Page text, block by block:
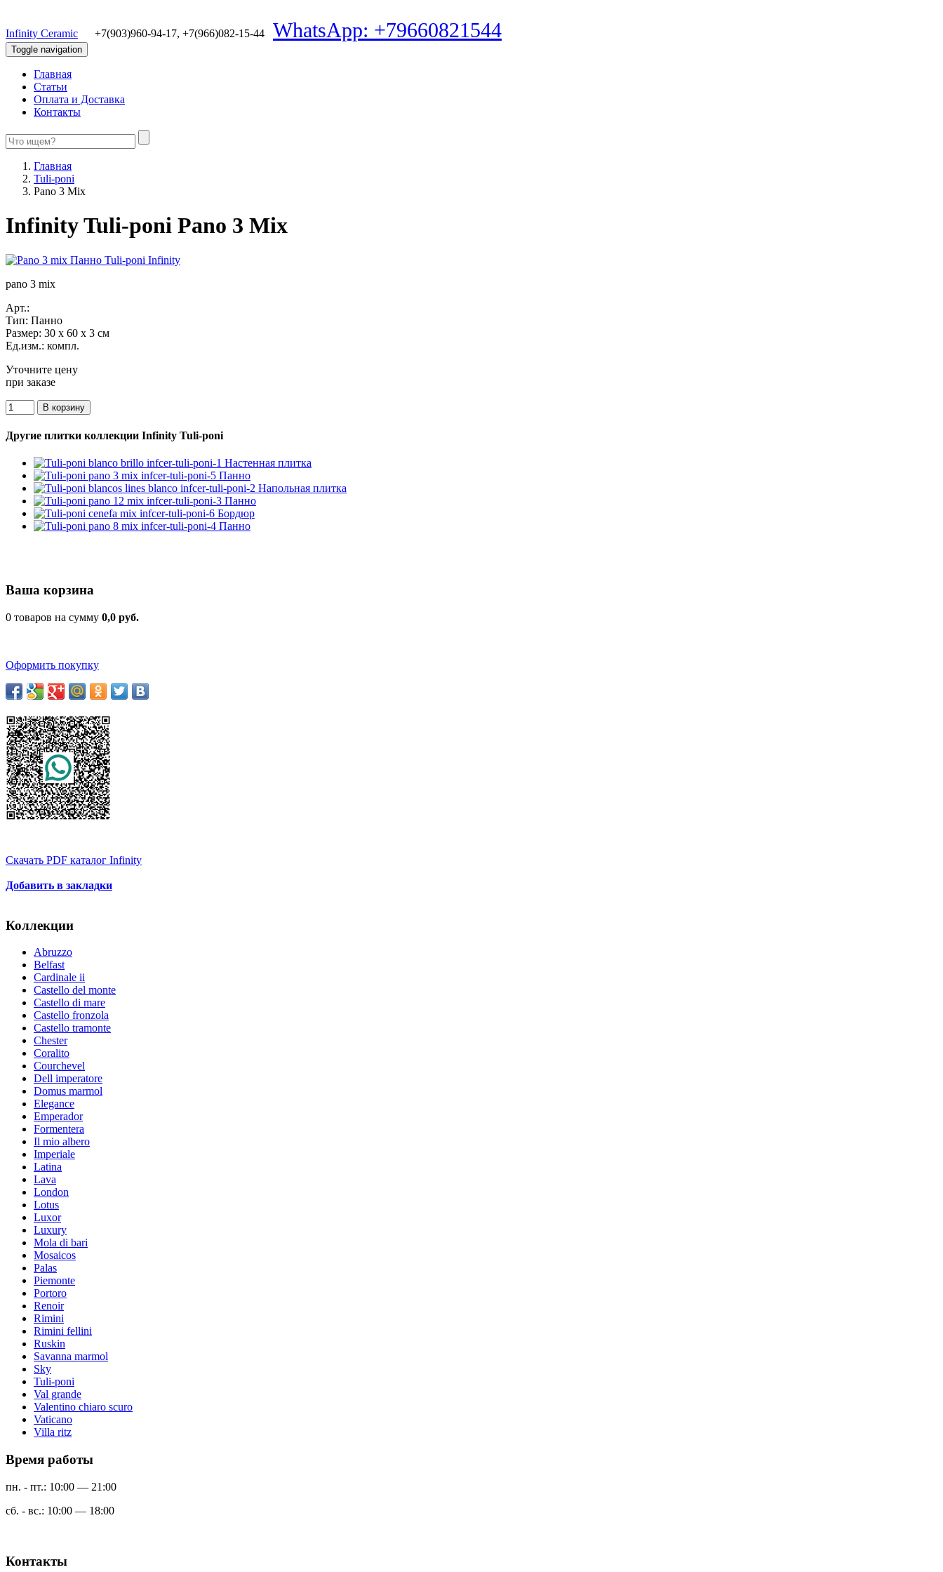
Infinity Ceramic +7(903)960-94-17, +7(966)082-15-44 WhatsApp: +79660821544
Toggle navigation
Главная
Статьи
Оплата и Доставка
Контакты
Главная
Tuli-poni
Pano 3 Mix
Infinity Tuli-poni Pano 3 Mix
pano 3 mix
Арт.:
Тип: Панно
Размер: 30 x 60 x 3 см
Ед.изм.: компл.
Уточните цену
при заказе
Другие плитки коллекции Infinity Tuli-poni
Ваша корзина
0 товаров на сумму 0,0 руб.
Оформить покупку
Скачать PDF каталог Infinity
Добавить в закладки
Коллекции
Abruzzo
Belfast
Cardinale ii
Castello del monte
Castello di mare
Castello fronzola
Castello tramonte
Chester
Coralito
Courchevel
Dell imperatore
Domus marmol
Elegance
Emperador
Formentera
Il mio albero
Imperiale
Latina
Lava
London
Lotus
Luxor
Luxury
Mola di bari
Mosaicos
Palas
Piemonte
Portoro
Renoir
Rimini
Rimini fellini
Ruskin
Savanna marmol
Sky
Tuli-poni
Val grande
Valentino chiaro scuro
Vaticano
Villa ritz
Время работы
пн. - пт.: 10:00 — 21:00
сб. - вс.: 10:00 — 18:00
Контакты